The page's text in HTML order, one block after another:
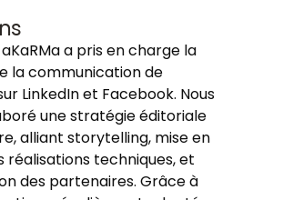
aKaRMa a pris en charge la
la communication de
LinkedIn et Facebook. Nous
une stratégie éditoriale
alliant storytelling, mise en
réalisations techniques, et
des partenaires. Grâce à